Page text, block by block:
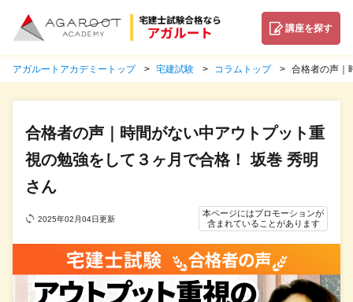
講座を探す
アガルートアカデミートップ 宅建試験 コラムトップ 合格者の声｜
合格者の声｜時間がない中アウトプット重
視の勉強をして３ヶ月で合格！ 坂巻 秀明
さん
2025年02月04日更新
本ページにはプロモーションが
含まれていることがあります